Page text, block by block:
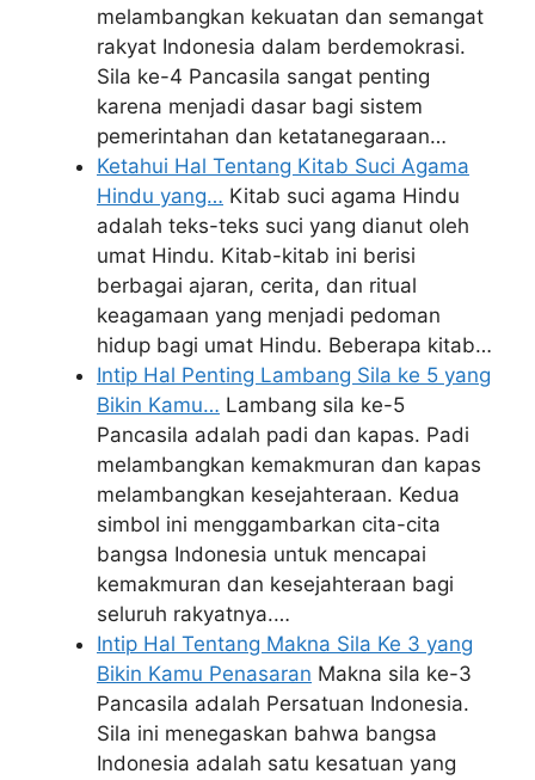
melambangkan kekuatan dan semangat
rakyat Indonesia dalam berdemokrasi.
Sila ke-4 Pancasila sangat penting
karena menjadi dasar bagi sistem
pemerintahan dan ketatanegaraan…
Ketahui Hal Tentang Kitab Suci Agama
Hindu yang… Kitab suci agama Hindu
adalah teks-teks suci yang dianut oleh
umat Hindu. Kitab-kitab ini berisi
berbagai ajaran, cerita, dan ritual
keagamaan yang menjadi pedoman
hidup bagi umat Hindu. Beberapa kitab…
Intip Hal Penting Lambang Sila ke 5 yang
Bikin Kamu… Lambang sila ke-5
Pancasila adalah padi dan kapas. Padi
melambangkan kemakmuran dan kapas
melambangkan kesejahteraan. Kedua
simbol ini menggambarkan cita-cita
bangsa Indonesia untuk mencapai
kemakmuran dan kesejahteraan bagi
seluruh rakyatnya.…
Intip Hal Tentang Makna Sila Ke 3 yang
Bikin Kamu Penasaran Makna sila ke-3
Pancasila adalah Persatuan Indonesia.
Sila ini menegaskan bahwa bangsa
Indonesia adalah satu kesatuan yang